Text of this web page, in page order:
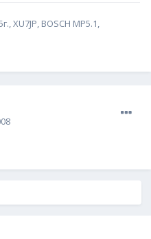
XU7JP, ВОSCH MP5.1,